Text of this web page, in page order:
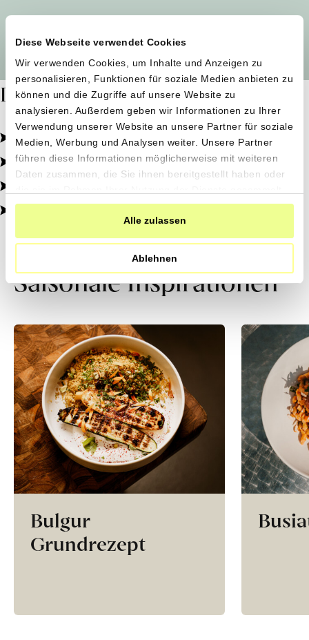
Diese Webseite verwendet Cookies
Wir verwenden Cookies, um Inhalte und Anzeigen zu
personalisieren, Funktionen für soziale Medien anbieten zu
können und die Zugriffe auf unsere Website zu
analysieren. Außerdem geben wir Informationen zu Ihrer
Verwendung unserer Website an unsere Partner für soziale
Medien, Werbung und Analysen weiter. Unsere Partner
führen diese Informationen möglicherweise mit weiteren
Daten zusammen, die Sie ihnen bereitgestellt haben oder
haben.
Alle zulassen
Ablehnen
Dafür stehen wir
Pestizidfrei angebaut, schonend verarbeitet.
Natürliche Zutaten, echter Geschmack.
Von kleinen Höfen, direkt zu dir.
100% transparent, 0% Zusatzstoffe.
Saisonale Inspirationen
Bulgur
Grundrezept